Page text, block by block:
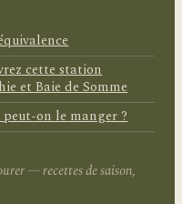
cette station
et Baie de Somme
on le manger ?
— recettes de saison,